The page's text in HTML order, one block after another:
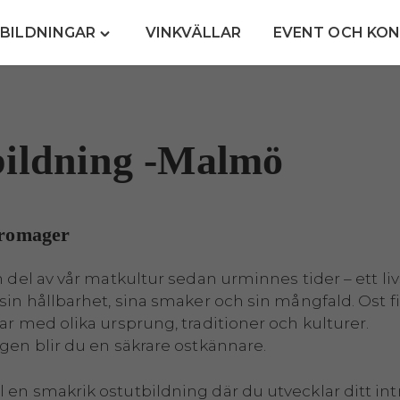
Toggle
"Kurser
VINKVÄLLAR EVENT OCH
-Malmö
del av vår matkultur sedan urminnes tider – ett
hållbarhet, sina smaker och sin mångfald. Ost
med olika ursprung, traditioner och kulturer.
blir du en säkrare ostkännare.
en smakrik ostutbildning där du utvecklar ditt